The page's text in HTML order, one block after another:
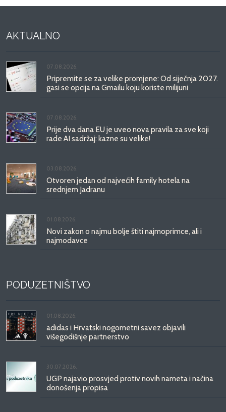
AKTUALNO
07.08.2026.
Pripremite se za velike promjene: Od siječnja 2027.
gasi se opcija na Gmailu koju koriste milijuni
07.08.2026.
Prije dva dana EU je uveo nova pravila za sve koji
rade AI sadržaj: kazne su velike!
03.08.2026.
Otvoren jedan od najvećih family hotela na
srednjem Jadranu
01.08.2026.
Novi zakon o najmu bolje štiti najmoprimce, ali i
najmodavce
PODUZETNIŠTVO
01.08.2026.
adidas i Hrvatski nogometni savez objavili
višegodišnje partnerstvo
30.07.2026.
UGP najavio prosvjed protiv novih nameta i načina
donošenja propisa